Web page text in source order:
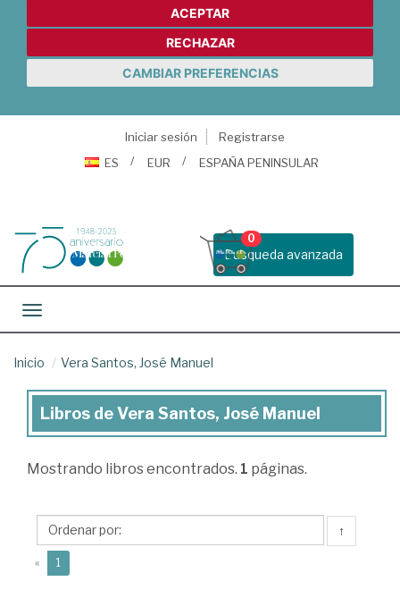
ACEPTAR
RECHAZAR
CAMBIAR PREFERENCIAS
Iniciar sesión
Registrarse
ES
EUR ESPAÑA PENINSULAR
Busqueda avanzada
0
Toggle navigation
Inicio Vera Santos, José Manuel
Libros
Vera
José
Manuel
Libros de Vera Santos, José Manuel
Mostrando libros encontrados. 1 páginas.
↑
« 1